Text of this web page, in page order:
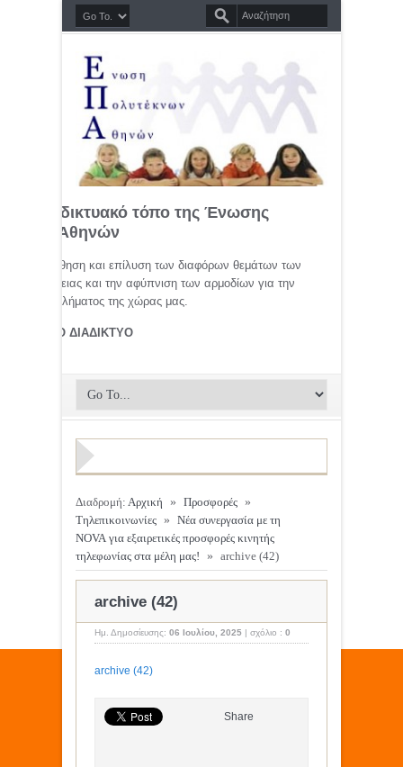
διαδικτυακό τόπο της Ένωσης
Αθηνών
προώθηση και επίλυση των διαφόρων θεμάτων των
οικογένειας και την αφύπνιση των αρμοδίων για την
προβλήματος της χώρας μας.
ΣΤΟ ΔΙΑΔΙΚΤΥΟ
Διαδρομή: Αρχική » Προσφορές »
Τηλεπικοινωνίες » Νέα συνεργασία με τη
NOVA για εξαιρετικές προσφορές κινητής
τηλεφωνίας στα μέλη μας! » archive (42)
archive (42)
Ημ. Δημοσίευσης: 06 Ιουλίου, 2025 | σχόλιο : 0
archive (42)
Share